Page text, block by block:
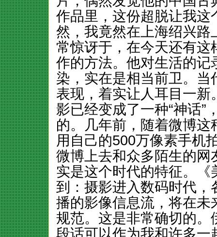
作品里，这份超脱让我
然，我竟然在上海绍兴
常惊讶于，在今天还有
作的方法。他对生活的
染，实在是相当前卫。
表现，着实让人耳目一新
影已经变成了一种“神话”
的。几年前，随着微博
用自己的500万像素手机
微博上去和众多陌生的
实是这个时代的特征。
到：摄影进入数码时代
播的影像信息流，将在
规范。这是非常确切的
段话可以作为我和许多